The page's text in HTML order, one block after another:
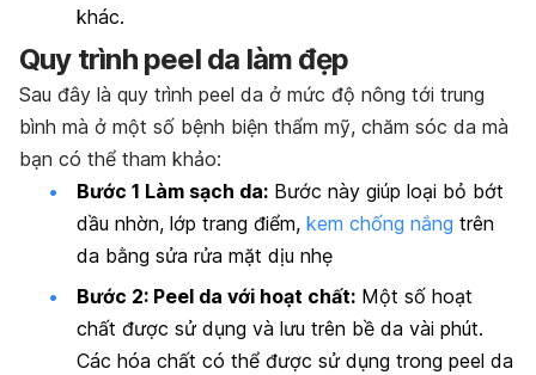
khác.
Quy trình peel da làm đẹp
Sau đây là quy trình peel da ở mức độ nông tới trung
bình mà ở một số bệnh biện thẩm mỹ, chăm sóc da mà
bạn có thể tham khảo:
Bước 1 Làm sạch da: Bước này giúp loại bỏ bớt
dầu nhờn, lớp trang điểm, kem chống nắng trên
da bằng sửa rửa mặt dịu nhẹ
Bước 2: Peel da với hoạt chất: Một số hoạt
chất được sử dụng và lưu trên bề da vài phút.
Các hóa chất có thể được sử dụng trong peel da